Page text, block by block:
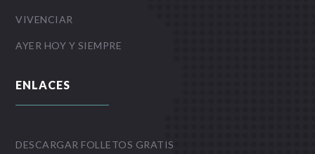
VIVENCIAR
AYER HOY Y SIEMPRE
ENLACES
DESCARGAR FOLLETOS GRATIS